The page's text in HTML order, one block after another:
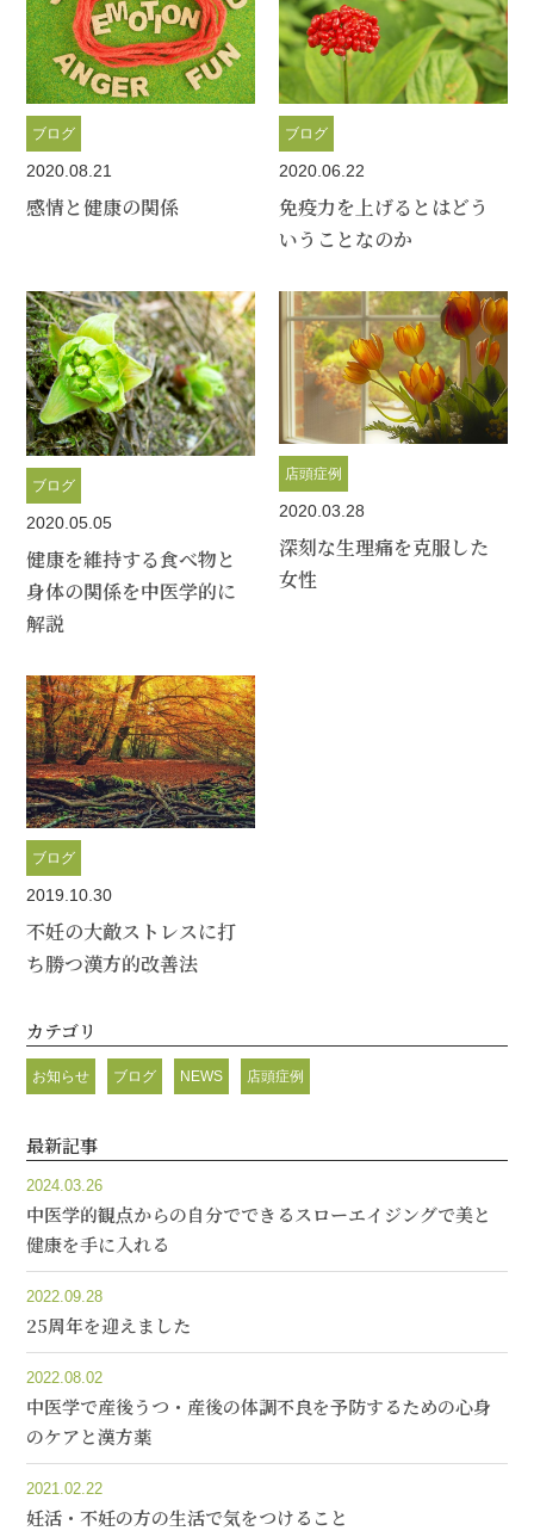
ブログ
2020.08.21
感情と健康の関係
ブログ
2020.06.22
免疫力を上げるとはどう
いうことなのか
ブログ
2020.05.05
健康を維持する食べ物と
身体の関係を中医学的に
解説
店頭症例
2020.03.28
深刻な生理痛を克服した
女性
ブログ
2019.10.30
不妊の大敵ストレスに打
ち勝つ漢方的改善法
カテゴリ
お知らせ ブログ NEWS 店頭症例
最新記事
2024.03.26
中医学的観点からの自分でできるスローエイジングで美と
健康を手に入れる
2022.09.28
25周年を迎えました
2022.08.02
中医学で産後うつ・産後の体調不良を予防するための心身
のケアと漢方薬
2021.02.22
妊活・不妊の方の生活で気をつけること